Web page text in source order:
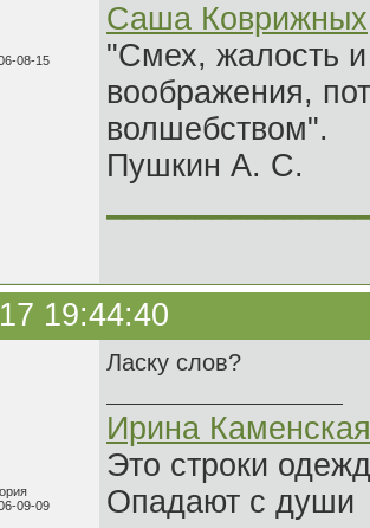
08-15
Саша Коврижных
"Смех, жалость
воображения,
волшебством".
Пушкин А. С.
19:44:40
09-09
Ласку слов?
Ирина Каменская
Это строки
Опадают с души